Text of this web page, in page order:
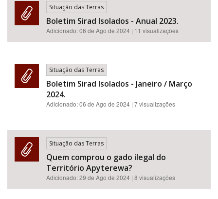
Situação das Terras
Boletim Sirad Isolados - Anual 2023.
Adicionado:06 de Ago de 2024 | 11 visualizações
Situação das Terras
Boletim Sirad Isolados - Janeiro / Março
2024.
Adicionado:06 de Ago de 2024 | 7 visualizações
Situação das Terras
Quem comprou o gado ilegal do
Território Apyterewa?
Adicionado:29 de Ago de 2024 | 8 visualizações